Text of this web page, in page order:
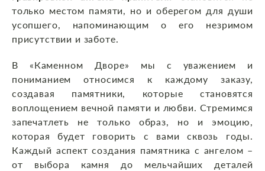
только местом памяти, но и оберегом для души
усопшего, напоминающим о его незримом
присутствии и заботе.
В «Каменном Дворе» мы с уважением и
пониманием относимся к каждому заказу,
создавая памятники, которые становятся
воплощением вечной памяти и любви. Стремимся
запечатлеть не только образ, но и эмоцию,
которая будет говорить с вами сквозь годы.
Каждый аспект создания памятника с ангелом –
от выбора камня до мельчайших деталей